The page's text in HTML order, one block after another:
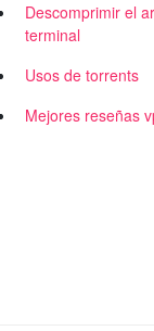
Descomprimir el
terminal
Usos de torrents
Mejores reseñas